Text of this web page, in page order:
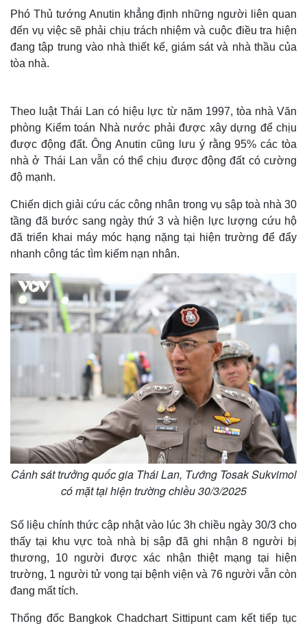
Quan sát
Cuộc sống đó đây
Hồ sơ
Multimedia
Video
Ảnh
E-Magazine
Infographic
Phó Thủ tướng Anutin khẳng định những người liên quan
đến vụ việc sẽ phải chịu trách nhiệm và cuộc điều tra hiện
đang tập trung vào nhà thiết kế, giám sát và nhà thầu của
tòa nhà.
Theo luật Thái Lan có hiệu lực từ năm 1997, tòa nhà Văn
phòng Kiểm toán Nhà nước phải được xây dựng để chịu
được động đất. Ông Anutin cũng lưu ý rằng 95% các tòa
nhà ở Thái Lan vẫn có thể chịu được động đất có cường
độ mạnh.
Chiến dịch giải cứu các công nhân trong vụ sập toà nhà 30
tầng đã bước sang ngày thứ 3 và hiện lực lượng cứu hộ
đã triển khai máy móc hạng nặng tại hiện trường để đẩy
nhanh công tác tìm kiếm nạn nhân.
Cảnh sát trưởng quốc gia Thái Lan, Tướng Tosak Sukvimol
có mặt tại hiện trường chiều 30/3/2025
Số liệu chính thức cập nhật vào lúc 3h chiều ngày 30/3 cho
thấy tại khu vực toà nhà bị sập đã ghi nhận 8 người bị
thương, 10 người được xác nhận thiệt mạng tại hiện
trường, 1 người tử vong tại bệnh viện và 76 người vẫn còn
đang mất tích.
Thống đốc Bangkok Chadchart Sittipunt cam kết tiếp tục